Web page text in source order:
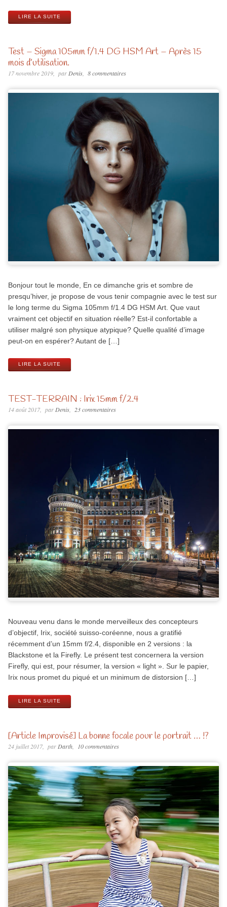
LIRE LA SUITE
Test – Sigma 105mm f/1.4 DG HSM Art – Après 15
mois d’utilisation.
17 novembre 2019 parDenis 8 commentaires
Bonjour tout le monde, En ce dimanche gris et sombre de
presqu’hiver, je propose de vous tenir compagnie avec le test sur
le long terme du Sigma 105mm f/1.4 DG HSM Art. Que vaut
vraiment cet objectif en situation réelle? Est-il confortable a
utiliser malgré son physique atypique? Quelle qualité d’image
peut-on en espérer? Autant de […]
LIRE LA SUITE
TEST-TERRAIN : Irix 15mm f/2.4
14 août 2017 parDenis 23 commentaires
Nouveau venu dans le monde merveilleux des concepteurs
d’objectif, Irix, société suisso-coréenne, nous a gratifié
récemment d’un 15mm f/2.4, disponible en 2 versions : la
Blackstone et la Firefly. Le présent test concernera la version
Firefly, qui est, pour résumer, la version « light ». Sur le papier,
Irix nous promet du piqué et un minimum de distorsion […]
LIRE LA SUITE
[Article Improvisé] La bonne focale pour le portrait … !?
24 juillet 2017 par Darth 10 commentaires